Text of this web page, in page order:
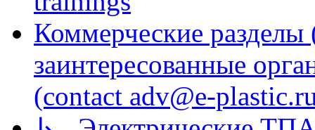
Коммерческие
заинтересованные
(contact adv@e-